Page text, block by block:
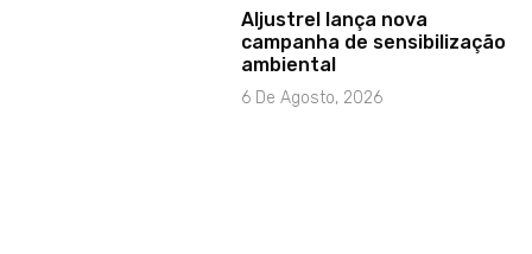
Aljustrel lança nova
campanha de sensibilização
ambiental
6 De Agosto, 2026